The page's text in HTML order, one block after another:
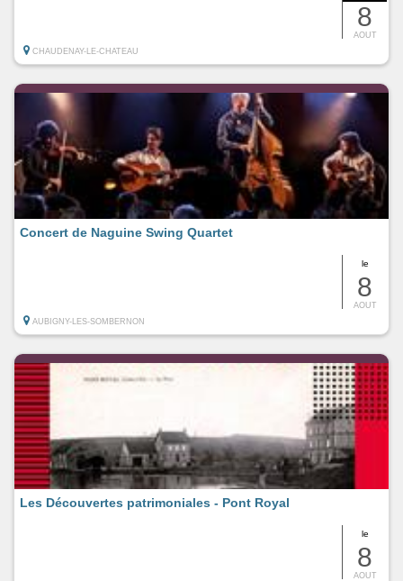
8
AOUT
CHAUDENAY-LE-CHATEAU
le
8
AOUT
Concert de Naguine Swing Quartet
AUBIGNY-LES-SOMBERNON
le
8
AOUT
Les Découvertes patrimoniales - Pont Royal